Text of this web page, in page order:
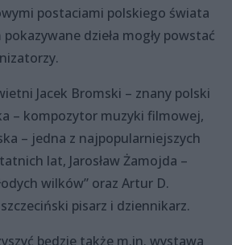
postaciami polskiego świata
dzieła mogły powstać
Jacek Bromski – znany polski
– kompozytor muzyki filmowej,
– jedna z najpopularniejszych
lat, Jarosław Żamojda –
wilków” oraz Artur D.
pisarz i dziennikarz.
będzie także m.in. wystawa